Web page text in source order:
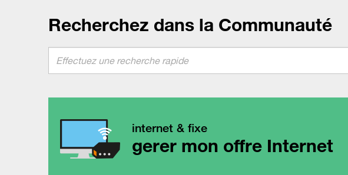
Recherchez dans la Communauté
internet & fixe
gerer mon offre Internet